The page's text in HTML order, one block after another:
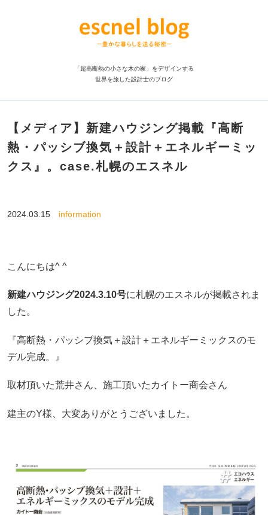
「超高断熱の小さな木の家」をデザインする
世界を旅した設計士のブログ
【メディア】新建ハウジング掲載『高断
熱・パッシブ換気＋設計＋エネルギーミッ
クス』。case.札幌のエスネル
2024.03.15 information
こんにちは^ ^
新建ハウジング2024.3.10号に札幌のエスネルが掲載されま
した。
『高断熱・パッシブ換気＋設計＋エネルギーミックスのモ
デル完成。』
取材頂いた荒井さん、施工頂いたカイトー商会さん
建主のY様、大変ありがとうございました。